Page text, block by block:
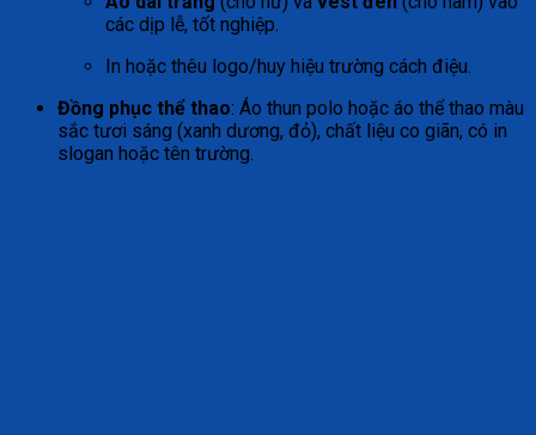
các dịp lễ, tốt nghiệp.
In hoặc thêu logo/huy hiệu trường cách điệu.
Đồng phục thể thao: Áo thun polo hoặc áo thể thao màu
sắc tươi sáng (xanh dương, đỏ), chất liệu co giãn, có in
slogan hoặc tên trường.